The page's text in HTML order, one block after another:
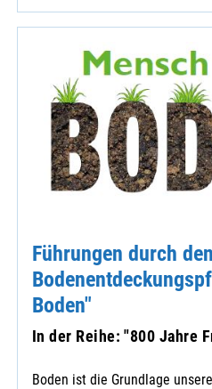
Führungen durch den
Boden"
In der Reihe: "800 Jahre
Boden ist die Grundlage